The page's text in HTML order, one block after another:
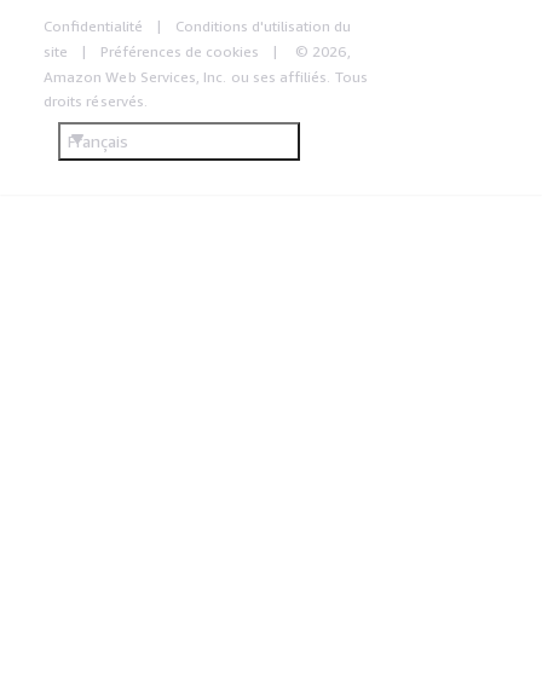
Confidentialité
Conditions d'utilisation du
site
Préférences de cookies
© 2026,
Amazon Web Services, Inc. ou ses affiliés. Tous
droits réservés.
Français